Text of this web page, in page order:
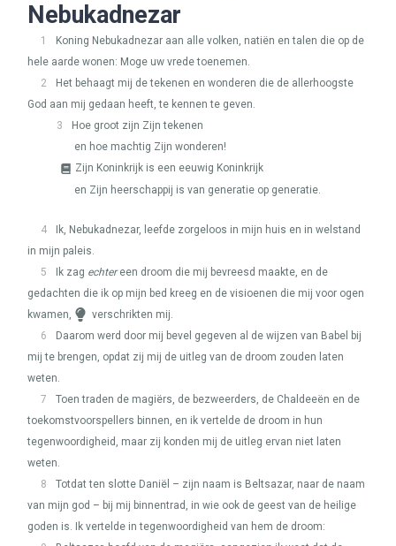
Nebukadnezar
1
Koning Nebukadnezar aan alle volken, natiën en talen die op de
hele aarde wonen: Moge uw vrede toenemen.
2
Het behaagt mij de tekenen en wonderen die de allerhoogste
God aan mij gedaan heeft, te kennen te geven.
3
Hoe groot zijn Zijn tekenen
en hoe machtig Zijn wonderen!
Zijn Koninkrijk is een eeuwig Koninkrijk
en Zijn heerschappij is van generatie op generatie.
4
Ik, Nebukadnezar, leefde zorgeloos in mijn huis en in welstand
in mijn paleis.
5
Ik zag echtereen droom die mij bevreesd maakte, en de
gedachten die ik op mijn bed kreeg en de visioenen die mij voor ogen
kwamen,
verschrikten mij.
6
Daarom werd door mij bevel gegeven al de wijzen van Babel bij
mij te brengen, opdat zij mij de uitleg van de droom zouden laten
weten.
7
Toen traden de magiërs, de bezweerders, de Chaldeeën en de
toekomstvoorspellers binnen, en ik vertelde de droom in hun
tegenwoordigheid, maar zij konden mij de uitleg ervan niet laten
weten.
8
Totdat ten slotte Daniël – zijn naam is Beltsazar, naar de naam
van mijn god – bij mij binnentrad, in wie ook de geest van de heilige
goden is. Ik vertelde in tegenwoordigheid van hem de droom: